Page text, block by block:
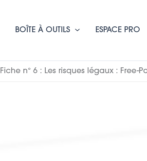
BOÎTE À OUTILS ESPACE PRO
Fiche n° 6 : Les risques légaux : Free-